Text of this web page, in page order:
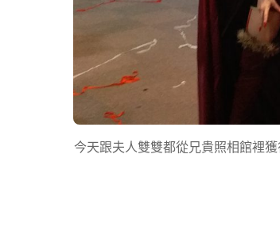
今天跟夫人雙雙都從兄貴照相館裡